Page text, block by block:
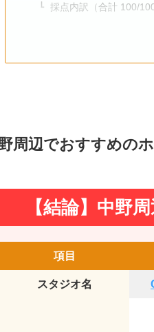
採点内訳（合計 100/100
周辺でおすすめの
【結論】中野
項目
スタジオ名